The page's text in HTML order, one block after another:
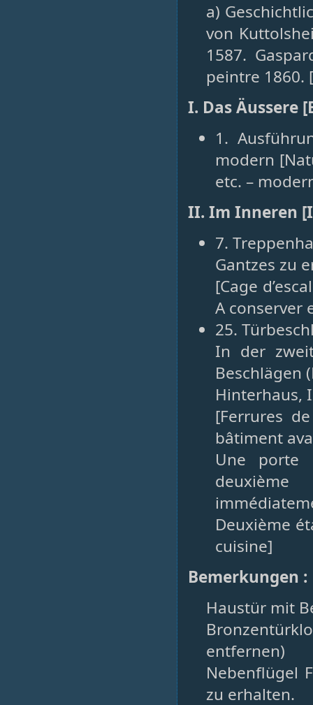
a)
von
1587.
peintre 1860.
I. Das Äussere
1.
modern
etc. –
II. Im Inneren
7.
Gantzes zu
[Cage
A conserver
25.
In der
Beschlägen
Hinterhaus,
[Ferrures
bâtiment
Une porte
Deuxième
cuisine]
Bemerkungen :
Haustür mit
entfernen)
Nebenflügel
zu erhalten.